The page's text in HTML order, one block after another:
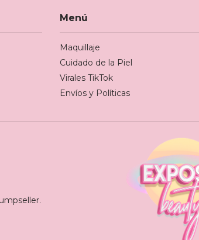
Menú
Maquillaje
Cuidado de la Piel
Virales TikTok
Envíos y Políticas
.